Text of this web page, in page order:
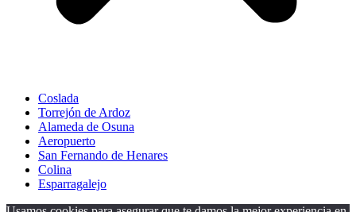
Coslada
Torrejón de Ardoz
Alameda de Osuna
Aeropuerto
San Fernando de Henares
Colina
Esparragalejo